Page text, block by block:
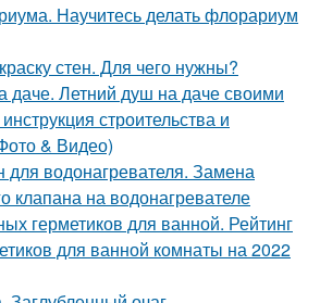
Научитесь делать флорариум
стен. Для чего нужны?
даче. Летний душ на даче своими
строительства и
& Видео)
водонагревателя. Замена
клапана на водонагревателе
герметиков для ванной. Рейтинг
для ванной комнаты на 2022